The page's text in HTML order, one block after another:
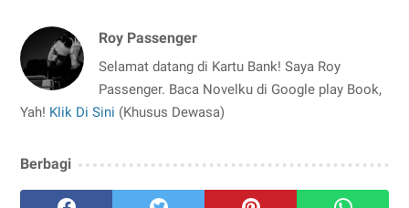
Roy Passenger
Selamat datang di Kartu Bank! Saya Roy
Passenger. Baca Novelku di Google play Book,
Yah! Klik Di Sini (Khusus Dewasa)
Berbagi